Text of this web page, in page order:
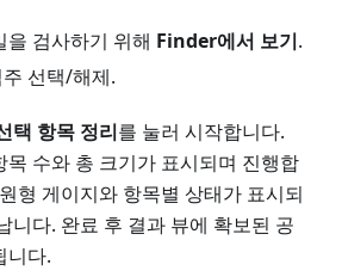
을 검사하기 위해 Finder에서 보기.
선택/해제.
택 항목 정리를 눌러 시작합니다.
목 수와 총 크기가 표시되며 진행합
형 게이지와 항목별 상태가 표시되
니다. 완료 후 결과 뷰에 확보된 공
니다.